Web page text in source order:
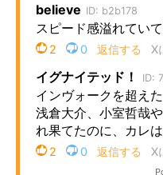
IT製品の技術・比較・事例
モノづくり技術者専門サイト
エレクトロニクス専門サイト